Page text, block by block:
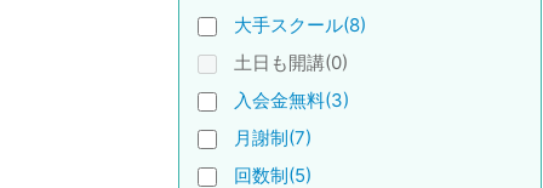
大手スクール(8)
土日も開講(0)
入会金無料(3)
月謝制(7)
回数制(5)